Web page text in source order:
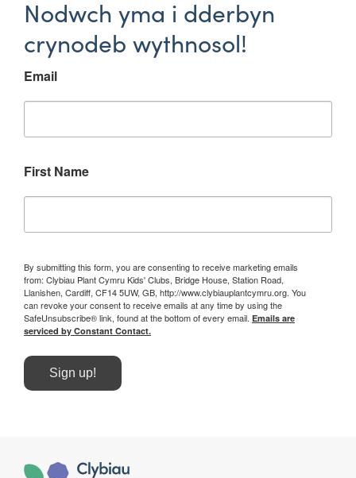
Nodwch yma i dderbyn
crynodeb wythnosol!
Email
First Name
By submitting this form, you are consenting to receive marketing emails
from: Clybiau Plant Cymru Kids' Clubs, Bridge House, Station Road,
Llanishen, Cardiff, CF14 5UW, GB, http://www.clybiauplantcymru.org. You
can revoke your consent to receive emails at any time by using the
SafeUnsubscribe® link, found at the bottom of every email. Emails are
serviced by Constant Contact.
Sign up!